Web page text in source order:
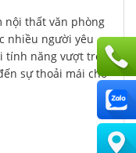
nội thất văn phòng
nhiều người yêu
năng vượt trội
sự thoải mái cho